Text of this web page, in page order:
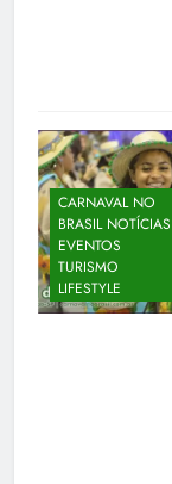
CARNAVAL NO
BRASIL NOTÍCIAS
EVENTOS
TURISMO
LIFESTYLE